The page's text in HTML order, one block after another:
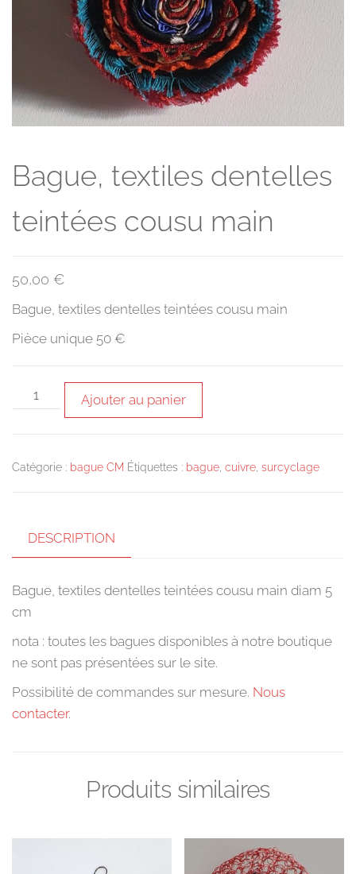
Bague, textiles dentelles
teintées cousu main
50,00 €
Bague, textiles dentelles teintées cousu main
Pièce unique 50 €
quantité
de
dentelles
main
Ajouter au panier
Catégorie : bague CM Étiquettes : bague cuivre surcyclage
DESCRIPTION
Bague, textiles dentelles teintées cousu main diam 5
cm
nota : toutes les bagues disponibles à notre boutique
ne sont pas présentées sur le site.
Possibilité de commandes sur mesure. Nous
contacter.
Produits similaires